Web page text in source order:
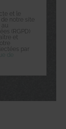
et le
notre site
au
(RGPD)
et
par
de